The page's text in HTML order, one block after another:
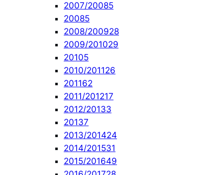
2007/20085
20085
2008/200928
2009/201029
20105
2010/201126
201162
2011/201217
2012/20133
20137
2013/201424
2014/201531
2015/201649